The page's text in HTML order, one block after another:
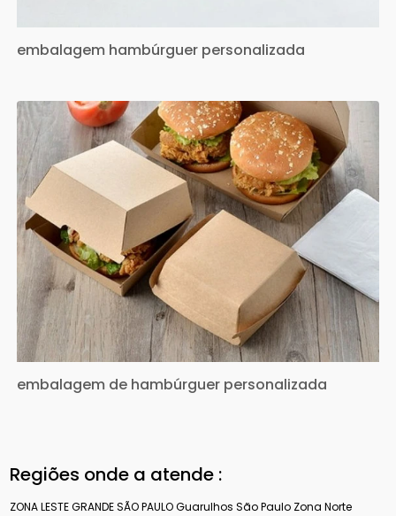
embalagem hambúrguer personalizada
embalagem de hambúrguer personalizada
Regiões onde a atende :
ZONA LESTEGRANDE SÃO PAULOGuarulhos São Paulo Zona Norte